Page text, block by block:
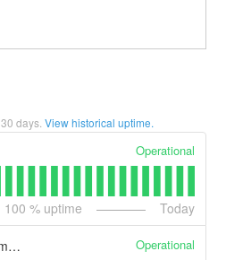
30 days. View historical uptime.
Operational
100 % uptime Today
Management Portal (example) Operational